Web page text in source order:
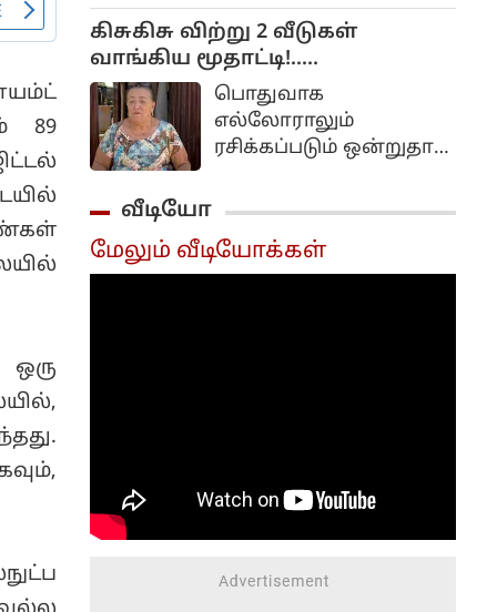
89
வருகிறார்.
வாங்குவதை
அமெரிக்கா
விரும்பவில்லை.
கிசுகிசு விற்று 2 வீடுகள்
வாங்கிய மூதாட்டி!..
ஒவ்வொன்னுக்கும் ஒரு
அமௌண்ட்!..
பொதுவாக
எல்லோராலும்
ரசிக்கப்படும் ஒன்றுதான்
பேசுவது என்பது
எல்லோருக்கும்
வீடியோ
மேலும் வீடியோக்கள்